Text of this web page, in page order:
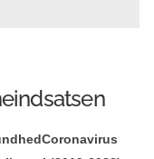
Coronavirus